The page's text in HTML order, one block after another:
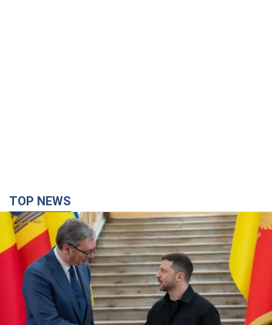
Зеленський вперше прибув до Сербії:
планується зустріч із Вучичем
Це перший візит глави держави до Бєлграда
2 часа назад 17,3 т.
Третій армійський корпус створює для
російських окупантів на Лиманському напрямку
критичний дискомфорт: як це вдалося